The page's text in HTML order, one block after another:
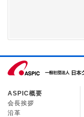
ASPIC概要
会長挨拶
沿革